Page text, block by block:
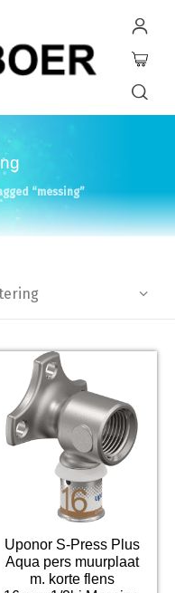
“messing”
Uponor S-Press Plus
Aqua pers muurplaat
m. korte flens